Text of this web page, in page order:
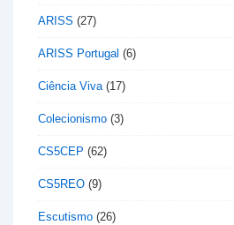
ARISS (27)
ARISS Portugal (6)
Ciência Viva(17)
Colecionismo (3)
CS5CEP (62)
CS5REO (9)
Escutismo (26)